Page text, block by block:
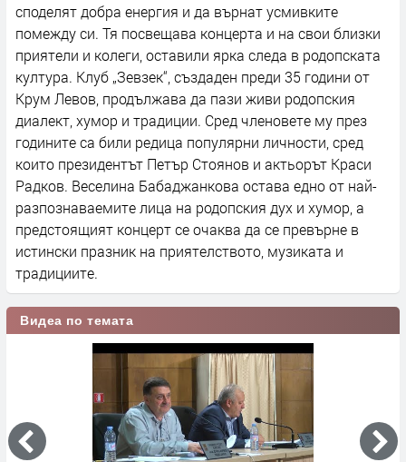
споделят добра енергия и да върнат усмивките
помежду си. Тя посвещава концерта и на свои близки
приятели и колеги, оставили ярка следа в родопската
култура. Клуб „Зевзек“, създаден преди 35 години от
Крум Левов, продължава да пази живи родопския
диалект, хумор и традиции. Сред членовете му през
годините са били редица популярни личности, сред
които президентът Петър Стоянов и актьорът Краси
Радков. Веселина Бабаджанкова остава едно от най-
разпознаваемите лица на родопския дух и хумор, а
предстоящият концерт се очаква да се превърне в
истински празник на приятелството, музиката и
традициите.
Видеа по темата